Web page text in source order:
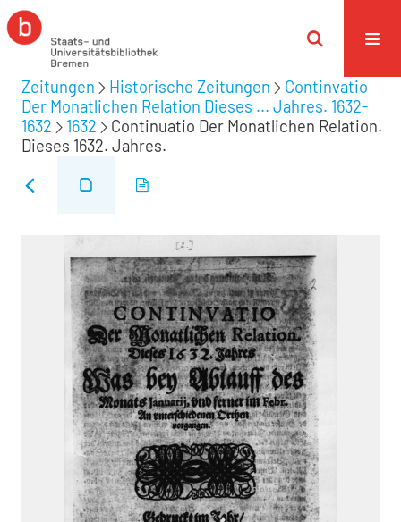
Zeitungen Historische Zeitungen
Continvatio
Der Monatlichen Relation Dieses ... Jahres. 1632-
1632
1632
Continuatio Der Monatlichen Relation.
Dieses 1632. Jahres.